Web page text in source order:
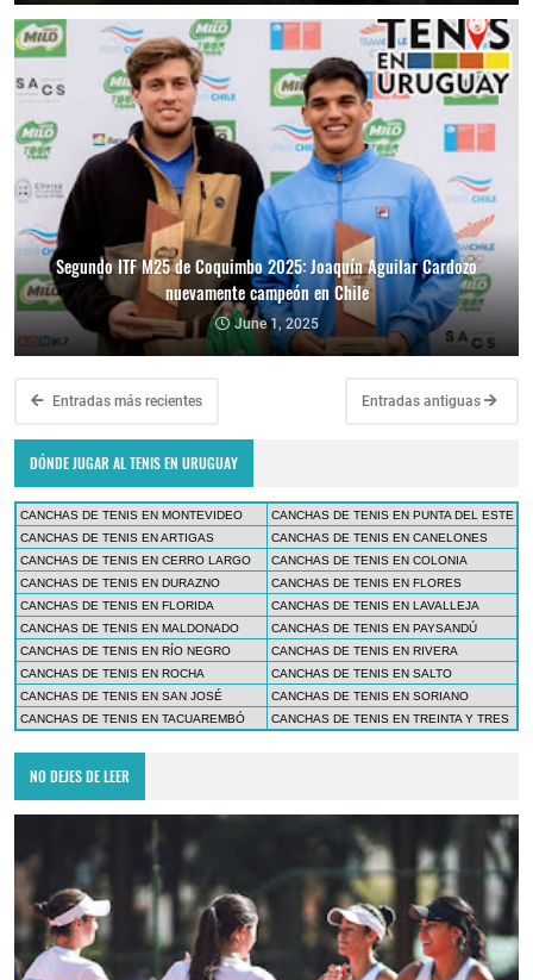
Segundo ITF M25 de Coquimbo 2025: Joaquín Aguilar Cardozo
nuevamente campeón en Chile
June 1, 2025
Entradas más recientes Entradas antiguas
DÓNDE JUGAR AL TENIS EN URUGUAY
CANCHAS DE TENIS EN MONTEVIDEO
CANCHAS DE TENIS EN PUNTA DEL ESTE
CANCHAS DE TENIS EN ARTIGAS
CANCHAS DE TENIS EN CANELONES
CANCHAS DE TENIS EN CERRO LARGO
CANCHAS DE TENIS EN COLONIA
CANCHAS DE TENIS EN DURAZNO
CANCHAS DE TENIS EN FLORES
CANCHAS DE TENIS EN FLORIDA
CANCHAS DE TENIS EN LAVALLEJA
CANCHAS DE TENIS EN MALDONADO
CANCHAS DE TENIS EN PAYSANDÚ
CANCHAS DE TENIS EN RÍO NEGRO
CANCHAS DE TENIS EN RIVERA
CANCHAS DE TENIS EN ROCHA
CANCHAS DE TENIS EN SALTO
CANCHAS DE TENIS EN SAN JOSÉ
CANCHAS DE TENIS EN SORIANO
CANCHAS DE TENIS EN TACUAREMBÓ
CANCHAS DE TENIS EN TREINTA Y TRES
NO DEJES DE LEER